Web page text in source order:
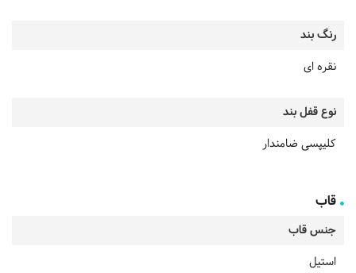
رنگ بند
نقره ای
نوع قفل بند
کلیپسی ضامندار
قاب
جنس قاب
استیل